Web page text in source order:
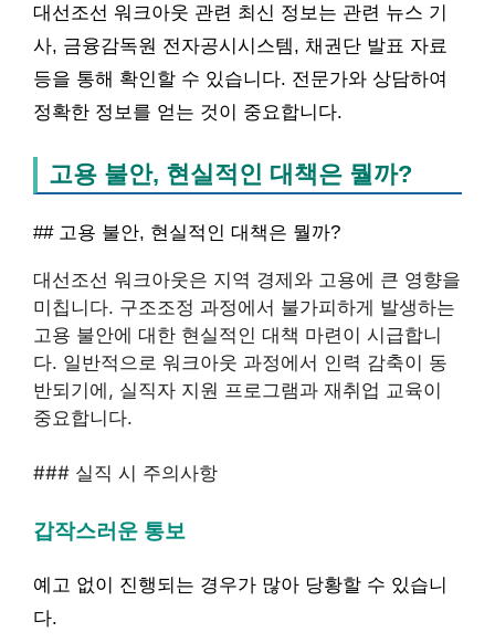
대선조선 워크아웃 관련 최신 정보는 관련 뉴스 기
사, 금융감독원 전자공시시스템, 채권단 발표 자료
등을 통해 확인할 수 있습니다. 전문가와 상담하여
정확한 정보를 얻는 것이 중요합니다.
고용 불안, 현실적인 대책은 뭘까?
## 고용 불안, 현실적인 대책은 뭘까?
대선조선 워크아웃은 지역 경제와 고용에 큰 영향을
미칩니다. 구조조정 과정에서 불가피하게 발생하는
고용 불안에 대한 현실적인 대책 마련이 시급합니
다. 일반적으로 워크아웃 과정에서 인력 감축이 동
반되기에, 실직자 지원 프로그램과 재취업 교육이
중요합니다.
### 실직 시 주의사항
갑작스러운 통보
예고 없이 진행되는 경우가 많아 당황할 수 있습니
다.